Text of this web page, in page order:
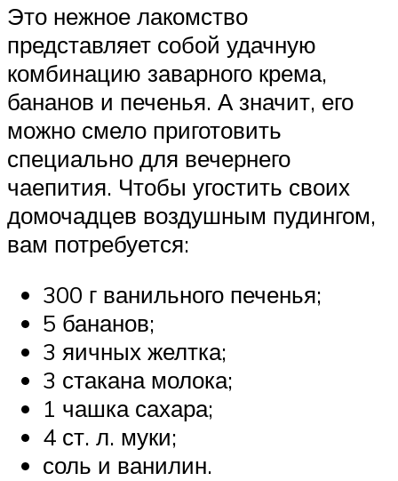
Это нежное лакомство
представляет собой удачную
комбинацию заварного крема,
бананов и печенья. А значит, его
можно смело приготовить
специально для вечернего
чаепития. Чтобы угостить своих
домочадцев воздушным пудингом,
вам потребуется:
300 г ванильного печенья;
5 бананов;
3 яичных желтка;
3 стакана молока;
1 чашка сахара;
4 ст. л. муки;
соль и ванилин.